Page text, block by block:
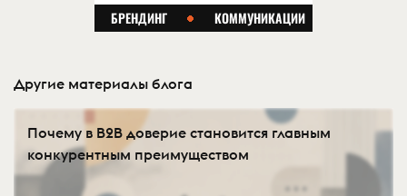
Другие материалы блога
Почему в B2B доверие становится главным
конкурентным преимуществом